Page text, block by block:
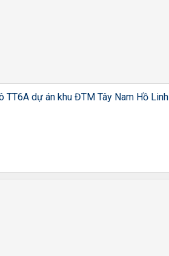
dự án khu ĐTM Tây Nam Hồ Linh